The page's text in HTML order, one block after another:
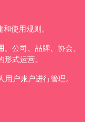
使用规则。
。公司、品牌、协会、
式运营。
户账户进行管理。